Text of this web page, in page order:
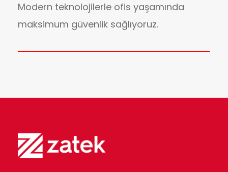
Modern teknolojilerle ofis yaşamında
maksimum güvenlik sağlıyoruz.